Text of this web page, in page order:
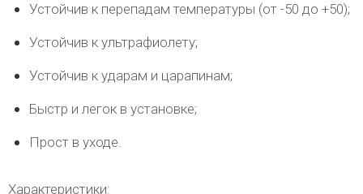
Устойчив к перепадам температуры (от -50 до +50);
Устойчив к ультрафиолету;
Устойчив к ударам и царапинам;
Быстр и легок в установке;
Прост в уходе.
Характеристики: